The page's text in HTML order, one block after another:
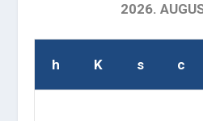
2026.
h K s c